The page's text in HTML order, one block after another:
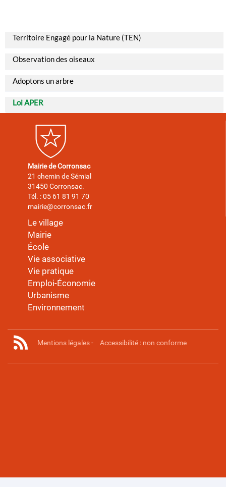
Territoire Engagé pour la Nature (TEN)
Observation des oiseaux
Adoptons un arbre
Loi APER
Mairie de Corronsac
21 chemin de Sémial
31450 Corronsac.
Tél. : 05 61 81 91 70
mairie@corronsac.fr
Le village
Mairie
École
Vie associative
Vie pratique
Emploi-Économie
Urbanisme
Environnement
Mentions légales- Accessibilité : non conforme